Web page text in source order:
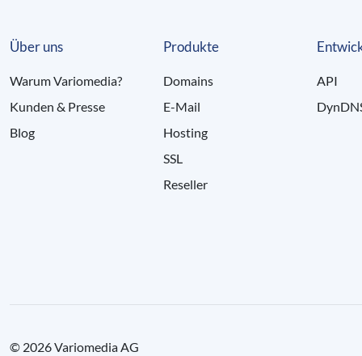
Über uns
Warum Variomedia?
Kunden & Presse
Blog
Produkte
Domains
E-Mail
Hosting
SSL
Reseller
API
© 2026 Variomedia AG